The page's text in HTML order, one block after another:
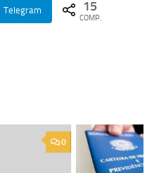
Telegram 15
COMP.
0